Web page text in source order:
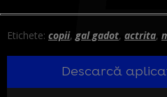
Etichete: copii, gal gadot, actrita,
Descarcă